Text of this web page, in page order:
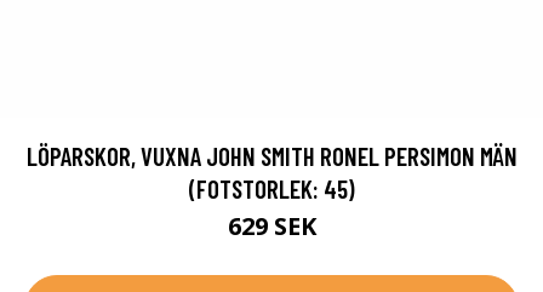
LÖPARSKOR, VUXNA JOHN SMITH RONEL PERSIMON MÄN
(FOTSTORLEK: 45)
629 SEK